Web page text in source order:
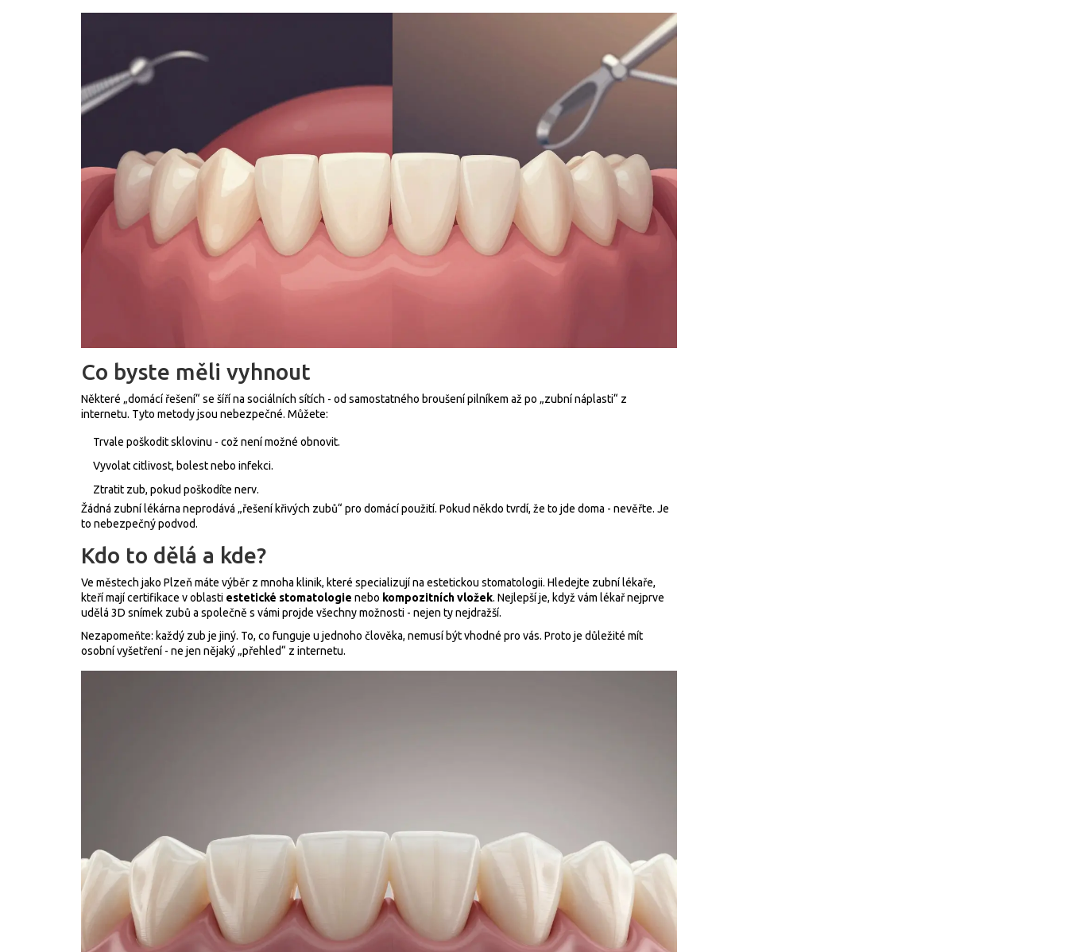
Co byste měli vyhnout
Některé „domácí řešení“ se šíří na sociálních sítích - od samostatného broušení pilníkem až po „zubní náplasti“ z
internetu. Tyto metody jsou nebezpečné. Můžete:
Trvale poškodit sklovinu - což není možné obnovit.
Vyvolat citlivost, bolest nebo infekci.
Ztratit zub, pokud poškodíte nerv.
Žádná zubní lékárna neprodává „řešení křivých zubů“ pro domácí použití. Pokud někdo tvrdí, že to jde doma - nevěřte. Je
to nebezpečný podvod.
Kdo to dělá a kde?
Ve městech jako Plzeň máte výběr z mnoha klinik, které specializují na estetickou stomatologii. Hledejte zubní lékaře,
kteří mají certifikace v oblasti estetické stomatologie nebo kompozitních vložek. Nejlepší je, když vám lékař nejprve
udělá 3D snímek zubů a společně s vámi projde všechny možnosti - nejen ty nejdražší.
Nezapomeňte: každý zub je jiný. To, co funguje u jednoho člověka, nemusí být vhodné pro vás. Proto je důležité mít
osobní vyšetření - ne jen nějaký „přehled“ z internetu.